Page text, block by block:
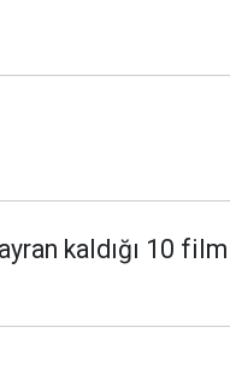
kaldığı 10 film